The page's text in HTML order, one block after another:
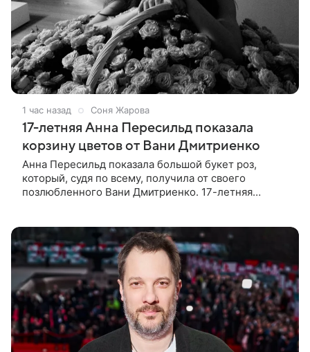
1 час назад Соня Жарова
17-летняя Анна Пересильд показала
корзину цветов от Вани Дмитриенко
Анна Пересильд показала большой букет роз,
который, судя по всему, получилa от своего
позлюбленного Вани Дмитриенко. 17-летняя